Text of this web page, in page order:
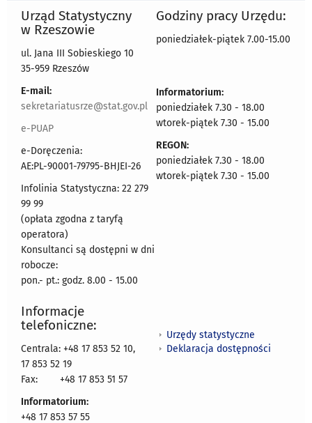
Urząd Statystyczny
w Rzeszowie
ul. Jana III Sobieskiego 10
35-959 Rzeszów
E-mail:
sekretariatusrze@stat.gov.pl
e-PUAP
e-Doręczenia:
AE:PL-90001-79795-BHJEI-26
Infolinia Statystyczna: 22 279
99 99
(opłata zgodna z taryfą
operatora)
Konsultanci są dostępni w dni
robocze:
pon.- pt.: godz. 8.00 - 15.00
Godziny pracy Urzędu:
poniedziałek-piątek 7.00-15.00
Informatorium:
poniedziałek 7.30 - 18.00
wtorek-piątek 7.30 - 15.00
REGON:
poniedziałek 7.30 - 18.00
wtorek-piątek 7.30 - 15.00
Informacje
telefoniczne:
Centrala: +48 17 853 52 10,
17 853 52 19
Fax:
+48 17 853 51 57
Informatorium:
+48 17 853 57 55
Urzędy statystyczne
Deklaracja dostępności